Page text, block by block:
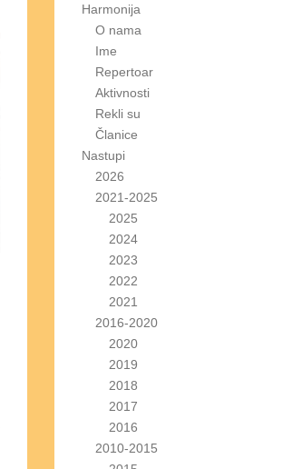
Harmonija
O nama
Ime
Repertoar
Aktivnosti
Rekli su
Članice
Nastupi
2026
2021-2025
2025
2024
2023
2022
2021
2016-2020
2020
2019
2018
2017
2016
2010-2015